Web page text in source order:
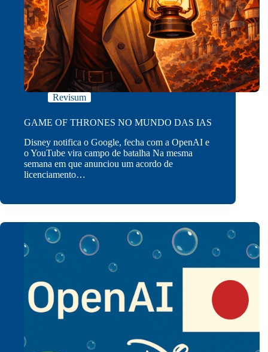
Revisum
GAME OF THRONES NO MUNDO DAS IAS
Disney notifica o Google, fecha com a OpenAI e
o YouTube vira campo de batalha Na mesma
semana em que anunciou um acordo de
licenciamento…